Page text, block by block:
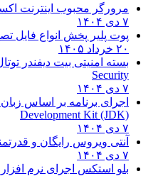
مرورگر محبوب اینترنت اکسپلورر
پوت پلیر پخش انواع فایل
بسته امنیتی بیت دیفندر توتال
Security
اجرای برنامه بر اساس زبان
Development Kit (JDK)
آنتی ویروس رایگان و قدرتمند
بلو استکس اجرای نرم افزار